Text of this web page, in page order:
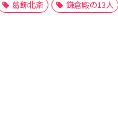
葛飾北斎 鎌倉殿の13人